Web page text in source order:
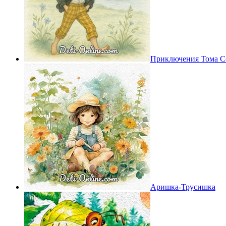
Приключения Тома
Аришка-Трусишка